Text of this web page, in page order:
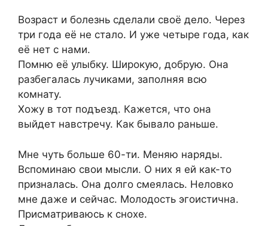
Возраст и болезнь сделали своё дело. Через
три года её не стало. И уже четыре года, как
её нет с нами.
Помню её улыбку. Широкую, добрую. Она
разбегалась лучиками, заполняя всю
комнату.
Хожу в тот подъезд. Кажется, что она
выйдет навстречу. Как бывало раньше.
Мне чуть больше 60-ти. Меняю наряды.
Вспоминаю свои мысли. О них я ей как-то
призналась. Она долго смеялась. Неловко
мне даже и сейчас. Молодость эгоистична.
Присматриваюсь к снохе.